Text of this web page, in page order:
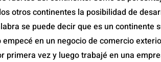
otros continentes la posibilidad de
se puede decir que es un continente
en un negocio de comercio
primera vez y luego trabajé en una